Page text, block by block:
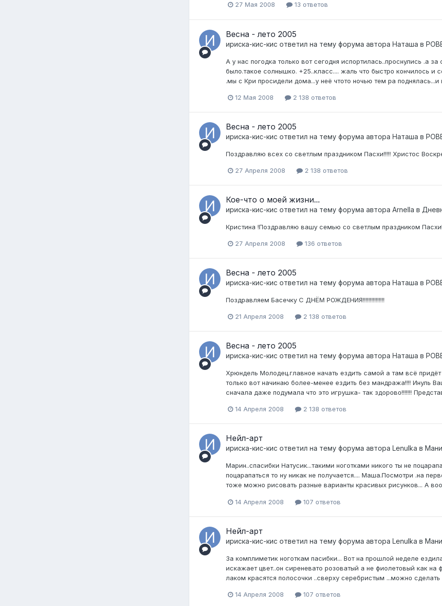
27 Мая 2008 13 ответов
Весна - лето 2005
ириска-кис-кис ответил на тему форума автора Наташа в
А у нас погодка только вот сегодня испортилась..проснулись .а
было.такое солнышко. +25..класс.... жаль что быстро кончилось и
.мы с Кри просидели дома...у неё чтото ночью тем ра
12 Мая 2008 2 138 ответов
Весна - лето 2005
ириска-кис-кис ответил на тему форума автора Наташа в
Поздравляю всех со светлым праздником Пасхи!!!!! Христос
27 Апреля 2008 2 138 ответов
Кое-что о моей жизни...
ириска-кис-кис ответил на тему форума автора Arnella в
Кристина !Поздравляю вашу семью со светлым праздником
27 Апреля 2008 136 ответов
Весна - лето 2005
ириска-кис-кис ответил на тему форума автора Наташа в
Поздравляем Басечку С ДНЁМ РОЖДЕНИЯ!!!!!!!!!!!!!!!
21 Апреля 2008 2 138 ответов
Весна - лето 2005
ириска-кис-кис ответил на тему форума автора Наташа в
Хрюндель Молодец.главное начать ездить самой а там всё
только вот начинаю более-менее ездить без мандража!!!! Инуль
сначала даже подумала что это игрушка- так здорово!!!!!!!
14 Апреля 2008 2 138 ответов
Нейл-арт
ириска-кис-кис ответил на тему форума автора Lenulka в
Марин..спасибки Натусик...такими ноготками никого ты не
поцарапаться то ну никак не получается.... Маша.Посмотри .на
тоже можно рисовать разные варианты красивых рисунков... А
14 Апреля 2008 107 ответов
Нейл-арт
ириска-кис-кис ответил на тему форума автора Lenulka в
За комплиметик ноготкам пасибки... Вот на прошлой неделе
искажает цвет..он сиреневато розоватый а не фиолетовый как
лаком красятся полосочки ..сверху серебристым ...можно сделать
14 Апреля 2008 107 ответов